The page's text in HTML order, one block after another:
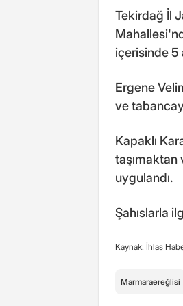
Tekirdağ İl
içerisinde 5
Ergene
ve
Kapaklı
taşımaktan
uygulandı.
Şahıslarla
Kaynak: İhlas
Marmaraereğlisi